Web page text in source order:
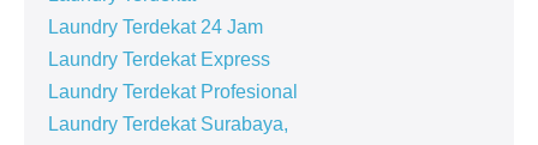
Laundry Terdekat 24 Jam
Laundry Terdekat Express
Laundry Terdekat Profesional
Laundry Terdekat Surabaya,